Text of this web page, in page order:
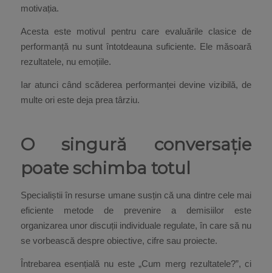
motivația.
Acesta este motivul pentru care evaluările clasice de
performanță nu sunt întotdeauna suficiente. Ele măsoară
rezultatele, nu emoțiile.
Iar atunci când scăderea performanței devine vizibilă, de
multe ori este deja prea târziu.
O singură conversație
poate schimba totul
Specialiștii în resurse umane susțin că una dintre cele mai
eficiente metode de prevenire a demisiilor este
organizarea unor discuții individuale regulate, în care să nu
se vorbească despre obiective, cifre sau proiecte.
Întrebarea esențială nu este „Cum merg rezultatele?”, ci